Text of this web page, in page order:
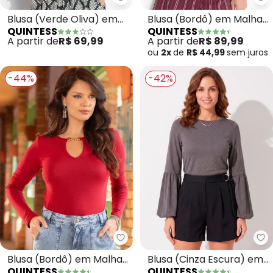
Quintess - Blusa (Verde Oliva)
Blusa (Verde Oliva) em
Malha de Viscose
QUINTESS
A partir deR$ 69,99
Blusa (Bordô) em Malha
Texturizada
QUINTESS
A partir deR$ 89,99
ou 2xde R$ 44,99sem juros
-44%
Quintess - Blusa (Bordô) em
Blusa (Bordô) em Malha
-42%
Blusa (Cinza Escura) em